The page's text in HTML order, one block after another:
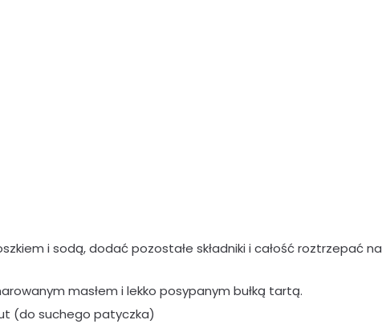
i sodą, dodać pozostałe składniki i całość roztrzepać na
masłem i lekko posypanym bułką tartą.
(do suchego patyczka)